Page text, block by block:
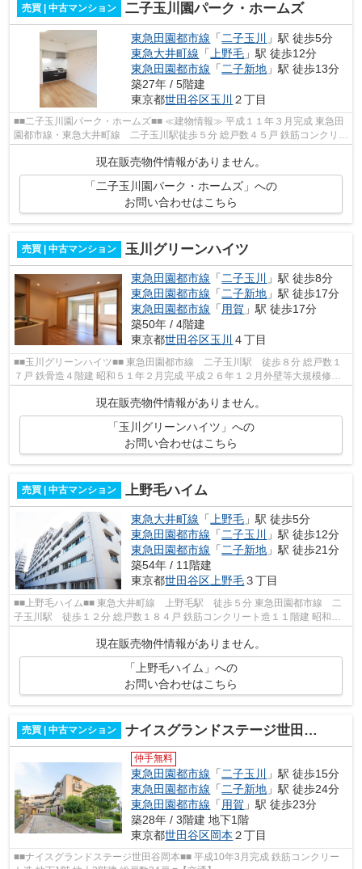
売買 | 中古マンション 二子玉川園パーク・ホームズ
東急田園都市線 「 二子玉川
」駅 徒歩5分
東急大井町線 「 上野毛 」駅 徒歩12分
東急田園都市線 「 二子新地 」駅 徒歩13分
築27年 / 5階建
東京都世田谷区玉川 ２丁目
■■二子玉川園パーク・ホームズ■■ ≪建物情報≫ 平成１１年３月完成 東急田
園都市線・東急大井町線 二子玉川駅徒歩５分 総戸数４５戸 鉄筋コンクリー
現在販売物件情報がありません。
「二子玉川園パーク・ホームズ」への
お問い合わせはこちら
売買 | 中古マンション 玉川グリーンハイツ
東急田園都市線 「二子玉川
」駅 徒歩8分
東急田園都市線 「二子新地 」駅 徒歩17分
東急田園都市線 「用賀 」駅 徒歩17分
築50年 / 4階建
東京都世田谷区玉川 ４丁目
■■玉川グリーンハイツ■■ 東急田園都市線 二子玉川駅 徒歩８分 総戸数１
７戸 鉄骨造４階建 昭和５１年２月完成 平成２６年１２月外壁等大規模修繕
現在販売物件情報がありません。
「玉川グリーンハイツ」への
お問い合わせはこちら
売買 | 中古マンション 上野毛ハイム
東急大井町線 「上野毛 」駅 徒歩5分
東急田園都市線 「二子玉川
」駅 徒歩12分
東急田園都市線 「二子新地 」駅 徒歩21分
築54年 / 11階建
東京都世田谷区上野毛３丁目
■■上野毛ハイム■■ 東急大井町線 上野毛駅 徒歩５分 東急田園都市線 二
子玉川駅 徒歩１２分 総戸数１８４戸 鉄筋コンクリート造１１階建 昭和４
６年９月完成 ■■周辺環境■■ スー...
現在販売物件情報がありません。
「上野毛ハイム」への
お問い合わせはこちら
売買 | 中古マンション ナイスグランドステージ世田谷岡本
仲手無料
東急田園都市線 「二子玉川
」駅 徒歩15分
東急田園都市線 「二子新地 」駅 徒歩24分
東急田園都市線 「用賀 」駅 徒歩23分
築28年 / 3階建 地下1階
東京都世田谷区岡本 ２丁目
■■ナイスグランドステージ世田谷岡本■■ 平成10年3月完成 鉄筋コンクリー